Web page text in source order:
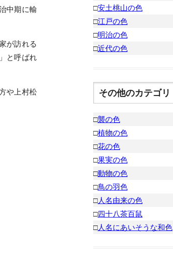
中期に輸
が訪れる
と呼ばれ
や上村松
□安土桃山の色
□江戸の色
□明治の色
□近代の色
その他のカテゴリ
□襲の色
□植物の色
□花の色
□果実の色
□動物の色
□鳥の羽色
□人名由来の色
□四十八茶百鼠
□人名にあいそうな和色